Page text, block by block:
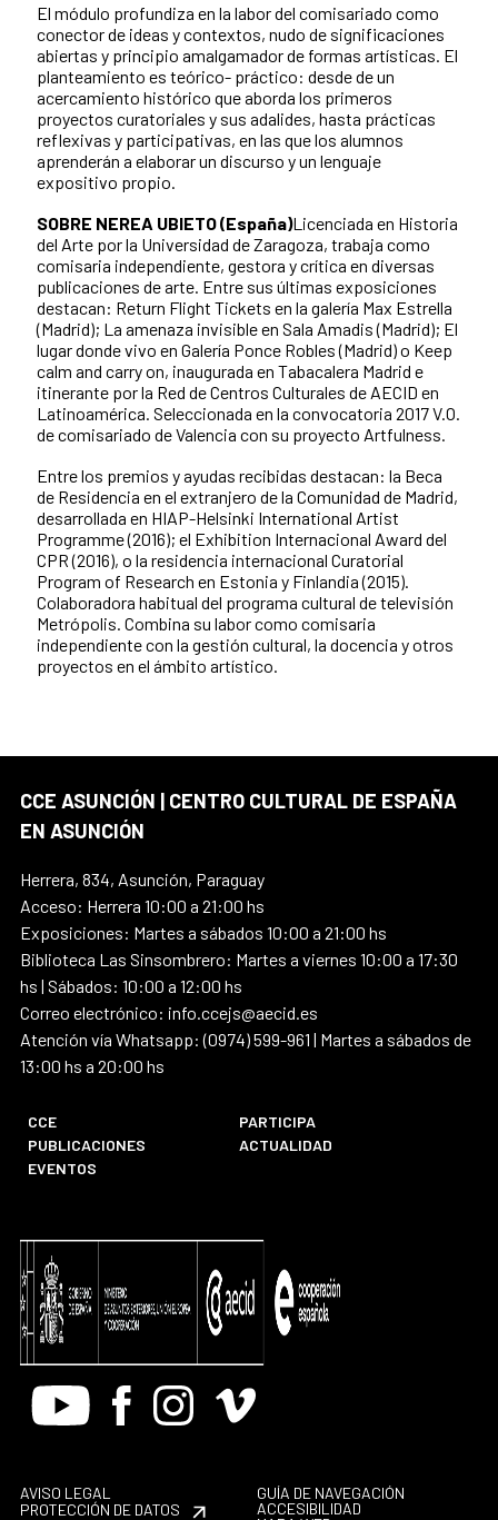
El módulo profundiza en la labor del comisariado como
conector de ideas y contextos, nudo de significaciones
abiertas y principio amalgamador de formas artísticas. El
planteamiento es teórico- práctico: desde de un
acercamiento histórico que aborda los primeros
proyectos curatoriales y sus adalides, hasta prácticas
reflexivas y participativas, en las que los alumnos
aprenderán a elaborar un discurso y un lenguaje
expositivo propio.
SOBRE NEREA UBIETO (España)Licenciada en Historia
del Arte por la Universidad de Zaragoza, trabaja como
comisaria independiente, gestora y crítica en diversas
publicaciones de arte. Entre sus últimas exposiciones
destacan: Return Flight Tickets en la galería Max Estrella
(Madrid); La amenaza invisible en Sala Amadis (Madrid); El
lugar donde vivo en Galería Ponce Robles (Madrid) o Keep
calm and carry on, inaugurada en Tabacalera Madrid e
itinerante por la Red de Centros Culturales de AECID en
Latinoamérica. Seleccionada en la convocatoria 2017 V.O.
de comisariado de Valencia con su proyecto Artfulness.
Entre los premios y ayudas recibidas destacan: la Beca
de Residencia en el extranjero de la Comunidad de Madrid,
desarrollada en HIAP-Helsinki International Artist
Programme (2016); el Exhibition Internacional Award del
CPR (2016), o la residencia internacional Curatorial
Program of Research en Estonia y Finlandia (2015).
Colaboradora habitual del programa cultural de televisión
Metrópolis. Combina su labor como comisaria
independiente con la gestión cultural, la docencia y otros
proyectos en el ámbito artístico.
CCE ASUNCIÓN | CENTRO CULTURAL DE ESPAÑA
EN ASUNCIÓN
Herrera, 834, Asunción, Paraguay
Acceso: Herrera 10:00 a 21:00 hs
Exposiciones: Martes a sábados 10:00 a 21:00 hs
Biblioteca Las Sinsombrero: Martes a viernes 10:00 a 17:30
hs | Sábados: 10:00 a 12:00 hs
Correo electrónico: info.ccejs@aecid.es
Atención vía Whatsapp: (0974) 599-961 | Martes a sábados de
13:00 hs a 20:00 hs
CCE
PARTICIPA
PUBLICACIONES
ACTUALIDAD
EVENTOS
Youtube FacebookInstagram
Vimeo
AVISO LEGAL
PROTECCIÓN DE DATOS
GUÍA DE NAVEGACIÓN
ACCESIBILIDAD